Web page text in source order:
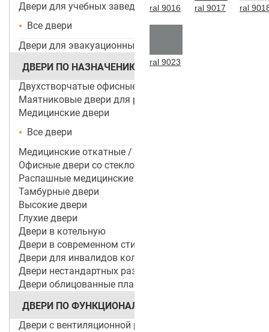
Двери для учебных заведений и ДОУ
Все двери
Двери для эвакуационных выходов
ДВЕРИ ПО НАЗНАЧЕНИЮ
Двухстворчатые офисные двери
Маятниковые двери для ресторанов и кафе
Медицинские двери
Все двери
Медицинские откатные / раздвижные двери
Офисные двери со стеклом
Распашные медицинские двери
Тамбурные двери
Высокие двери
Глухие двери
Двери в котельную
Двери в современном стиле
Двери для инвалидов колясочников
Двери нестандартных размеров
Двери облицованные пластиком
ДВЕРИ ПО ФУНКЦИОНАЛУ
Двери с вентиляционной решеткой
ral 9016 ral 9017 ral
ral 9023